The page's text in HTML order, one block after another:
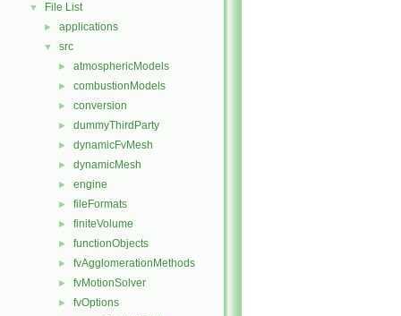
▼ File List
► applications
▼ src
► atmosphericModels
► combustionModels
► conversion
► dummyThirdParty
► dynamicFvMesh
► dynamicMesh
► engine
► fileFormats
► finiteVolume
► functionObjects
► fvAgglomerationMethods
► fvMotionSolver
► fvOptions